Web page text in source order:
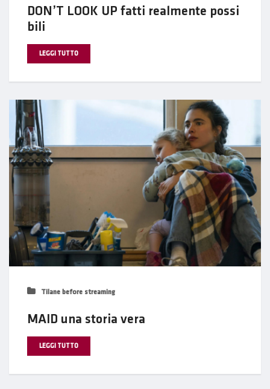
DON’T LOOK UP fatti realmente possi
bili
LEGGI TUTTO
Tilane before streaming
MAID una storia vera
LEGGI TUTTO